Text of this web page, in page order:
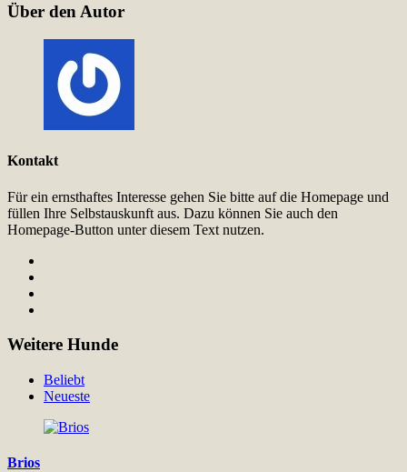
Über den Autor
Kontakt
Für ein ernsthaftes Interesse gehen Sie bitte auf die Homepage und
füllen Ihre Selbstauskunft aus. Dazu können Sie auch den
Homepage-Button unter diesem Text nutzen.
Weitere Hunde
Beliebt
Neueste
Brios